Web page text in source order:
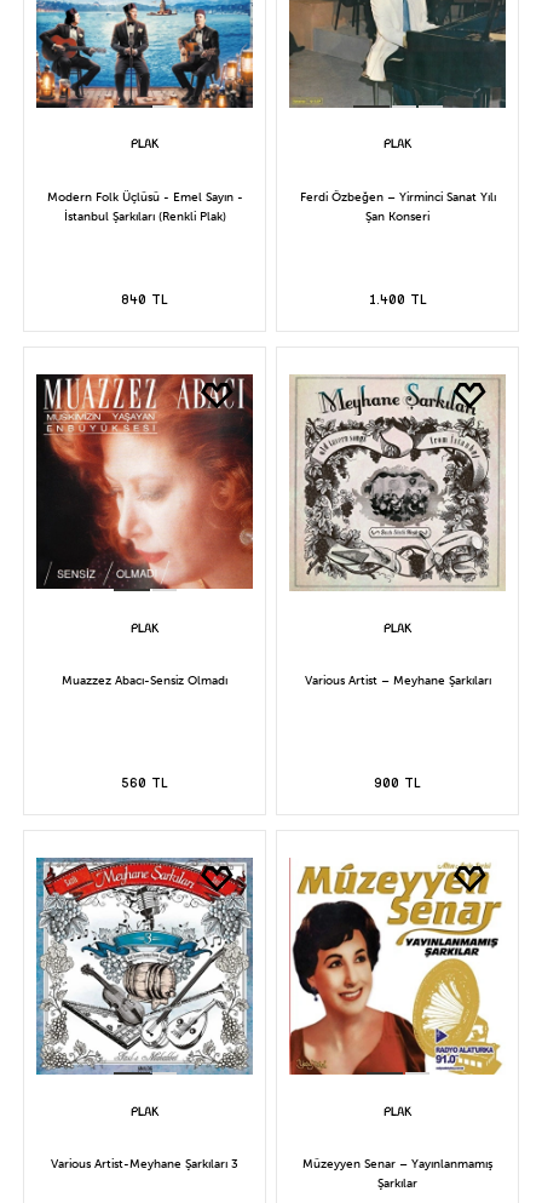
Modern Folk Üçlüsü - Emel Sayın -
İstanbul Şarkıları (Renkli Plak)
840 TL
Ferdi Özbeğen – Yirminci Sanat Yılı
Şan Konseri
1.400 TL
Muazzez Abacı-Sensiz Olmadı
560 TL
Various Artist – Meyhane Şarkıları
900 TL
Various Artist-Meyhane Şarkıları 3
Müzeyyen Senar – Yayınlanmamış
Şarkılar